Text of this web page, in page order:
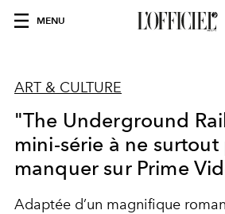
MENU
ART & CULTURE
"The Underground
mini-série à ne surtout
manquer sur Prime
Adaptée d’un magnifique